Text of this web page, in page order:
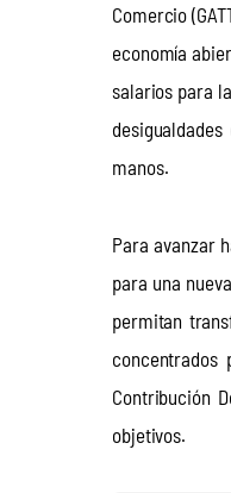
Comercio
economía
salarios para
manos.
Para avanzar
para una
permitan
concentrados
Contribución
objetivos.